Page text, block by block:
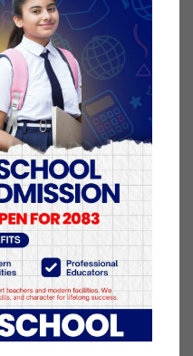
शेरबहादुर तामाङले भने
लागि औपचारिक
‘औपचारिक निम्तो पनि
जाने कुरा हुँदैन।’